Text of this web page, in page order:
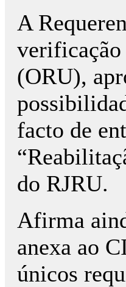
A
verificação
(ORU),
facto de
do RJRU.
Afirma
anexa ao
únicos